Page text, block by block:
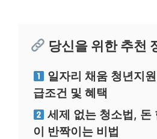
당신을 위한 추천
일자리 채움 청년지
급조건 및 혜택
세제 없는 청소법, 돈
이 반짝이는 비법